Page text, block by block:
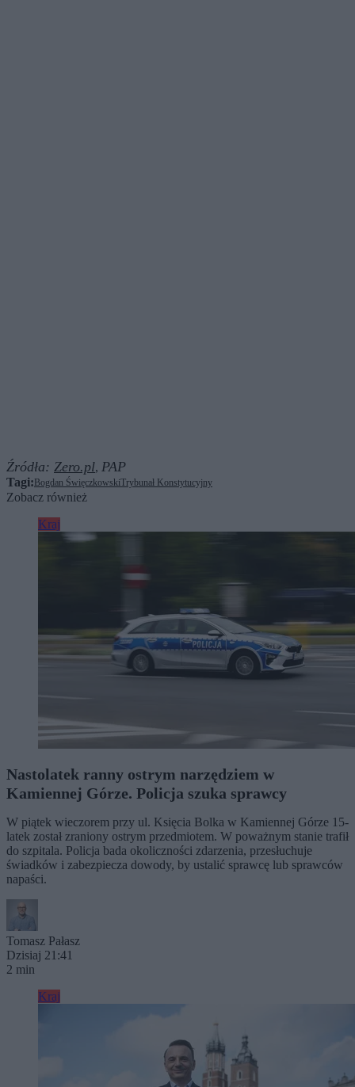
Źródła: Zero.pl, PAP
Tagi:Bogdan ŚwięczkowskiTrybunał Konstytucyjny
Zobacz również
Kraj
Nastolatek ranny ostrym narzędziem w
Kamiennej Górze. Policja szuka sprawcy
W piątek wieczorem przy ul. Księcia Bolka w Kamiennej Górze 15-
latek został zraniony ostrym przedmiotem. W poważnym stanie trafił
do szpitala. Policja bada okoliczności zdarzenia, przesłuchuje
świadków i zabezpiecza dowody, by ustalić sprawcę lub sprawców
napaści.
Tomasz Pałasz
Dzisiaj 21:41
2 min
Kraj